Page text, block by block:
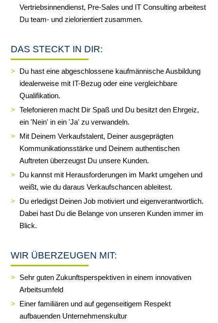
Vertriebsinnendienst, Pre-Sales und IT Consulting arbeitest
Du team- und zielorientiert zusammen.
DAS STECKT IN DIR:
Du hast eine abgeschlossene kaufmännische Ausbildung
idealerweise mit IT-Bezug oder eine vergleichbare
Qualifikation.
Telefonieren macht Dir Spaß und Du besitzt den Ehrgeiz,
ein 'Nein' in ein 'Ja' zu verwandeln.
Mit Deinem Verkaufstalent, Deiner ausgeprägten
Kommunikationsstärke und Deinem authentischen
Auftreten überzeugst Du unsere Kunden.
Du kannst mit Herausforderungen im Markt umgehen und
weißt, wie du daraus Verkaufschancen ableitest.
Du erledigst Deinen Job motiviert und eigenverantwortlich.
Dabei hast Du die Belange von unseren Kunden immer im
Blick.
WIR ÜBERZEUGEN MIT:
Sehr guten Zukunftsperspektiven in einem innovativen
Arbeitsumfeld
Einer familiären und auf gegenseitigem Respekt
aufbauenden Unternehmenskultur